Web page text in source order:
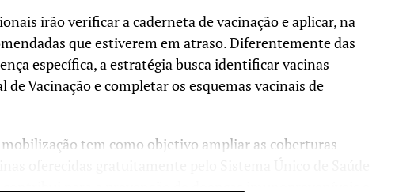
irão verificar a caderneta de vacinação e aplicar, na
que estiverem em atraso. Diferentemente das
específica, a estratégia busca identificar vacinas
Vacinação e completar os esquemas vacinais de
tem como objetivo ampliar as coberturas
contribui para a prevenção de doenças imunopreveníveis e